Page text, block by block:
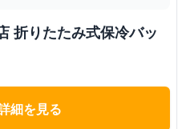
細を見る